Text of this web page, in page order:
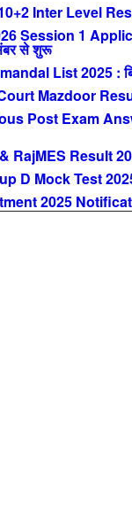
Inter Level
Session 1
से शुरू
List 2025 :
Mazdoor Result
Post Exam
RajMES Result
D Mock Test
2025